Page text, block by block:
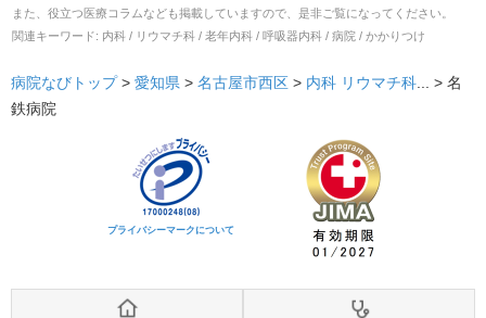
また、役立つ医療コラムなども掲載していますので、是非ご覧になってください。
関連キーワード: 内科 / リウマチ科 / 老年内科 / 呼吸器内科 / 病院 / かかりつけ
病院なびトップ > 愛知県 > 名古屋市西区 > 内科 リウマチ科 ... > 名
鉄病院
プライバシーマークについて